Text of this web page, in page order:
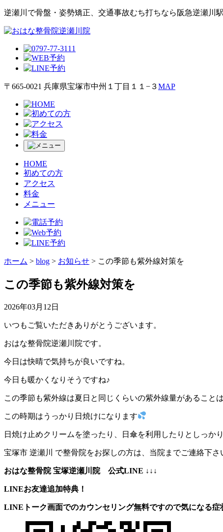
逆瀬川で⾻盤・姿勢矯正、交通事故むち打ちなら阪急逆瀬川
〒665-0021 兵庫県宝塚市中州１丁目１１−３MAP
HOME
初めての方
アクセス
料金
メニュー
ホーム > blog > お知らせ > この季節も紫外線対策を
この季節も紫外線対策を
2026年03月12日
いつもご覧いただきありがとうございます。
おはな整骨院逆瀬川院です。
今日は快晴で気持ちが良いですね。
今日も暖かくなりそうですね♪
この季節も紫外線は夏日と同じくらいの紫外線量があること
この時期はうっかり日焼けになります
日焼け止めクリームを塗ったり、日傘を利用したりとしっか
宝塚市 逆瀬川 で整骨院をお探しの方は、当院までご連絡下
おはな整骨院 宝塚逆瀬川院 公式LINE ↓↓↓
LINEお友達追加特典！
LINEトーク画面でのカウンセリング無料ですので気になる